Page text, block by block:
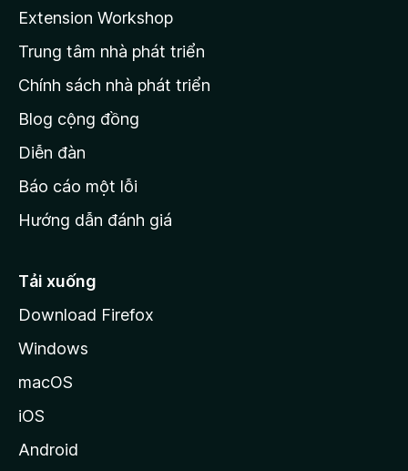
n
g
c
ủ
M
o
i
l
Extension Workshop
Trung tâm nhà phát triển
Chính sách nhà phát triển
Blog cộng đồng
Diễn đàn
Báo cáo một lỗi
Hướng dẫn đánh giá
Tải xuống
Download Firefox
Windows
macOS
iOS
Android